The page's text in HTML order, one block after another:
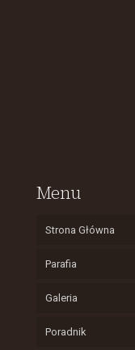
Menu
Strona Główna
Parafia
Galeria
Poradnik